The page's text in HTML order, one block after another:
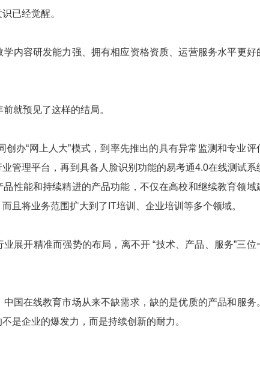
已经觉醒。
容研发能力强、拥有相应资格资质、运营服务水平更好
就预见了这样的结局。
办“网上人大”模式，到率先推出的具有异常监测和专业评
管理平台，再到具备人脸识别功能的易考通4.0在线测试系
性能和持续精进的产品功能，不仅在高校和继续教育领域
且将业务范围扩大到了IT培训、企业培训等多个领域。
开精准而强势的布局，离不开 “技术、产品、服务”三位
在线教育市场从来不缺需求，缺的是优质的产品和服务
是企业的爆发力，而是持续创新的耐力。